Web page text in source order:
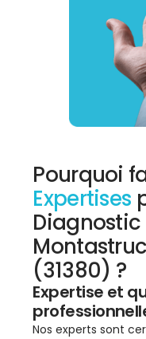
Pourquoi
Expertises
(31380) ?
Expertise et
Nos experts sont